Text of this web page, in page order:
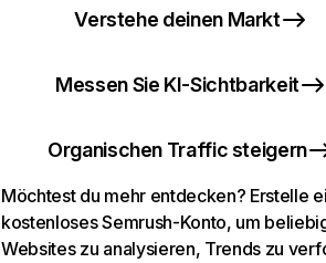
Verstehe deinen Markt
Messen Sie KI-Sichtbarkeit
Organischen Traffic steigern
Möchtest du mehr entdecken? Erstelle
kostenloses Semrush-Konto, um
Websites zu analysieren, Trends zu